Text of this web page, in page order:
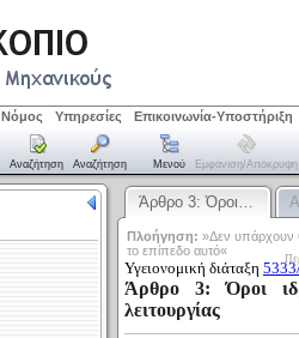
Νόμος Υπηρεσίες Επικοινωνία-Υποστήριξη
Αναζήτηση Αναζήτηση Μενού Εμφάνιση/απόκρυψη
Άρθρο 3: Όροι…